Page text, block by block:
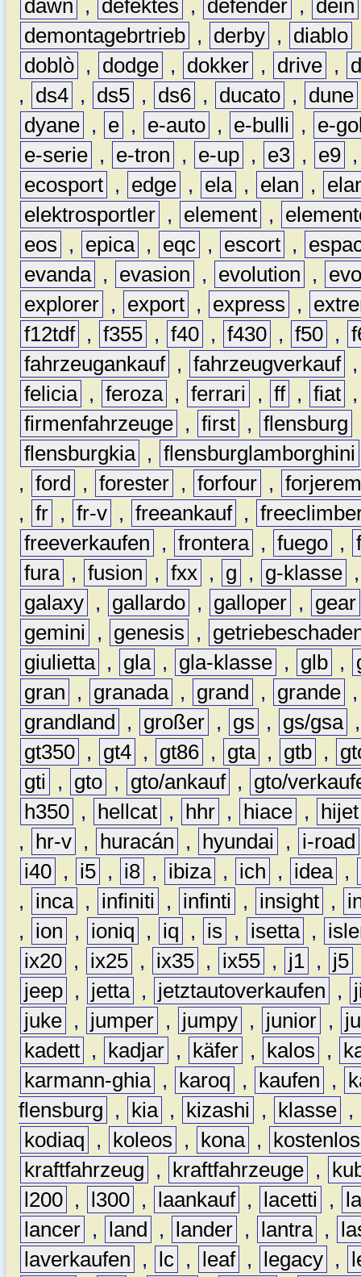
dawn , defektes , defender , dein
demontagebrtrieb , derby , diablo
doblò , dodge , dokker , drive ,
,
ds4 , ds5 , ds6 , ducato , dune
dyane , e , e-auto , e-bulli ,
e-
e-serie , e-tron , e-up , e3 , e9
ecosport , edge , ela , elan ,
elektrosportler , element ,
eos
, epica , eqc , escort ,
evanda , evasion , evolution ,
explorer , export , express ,
f12tdf , f355 , f40 , f430 , f50 ,
fahrzeugankauf , fahrzeugverkauf
felicia , feroza , ferrari , ff , fiat
firmenfahrzeuge , first , flensburg
flensburgkia , flensburglamborghini
, ford , forester , forfour ,
, fr , fr-v , freeankauf ,
freeverkaufen
, frontera , fuego ,
fura , fusion , fxx , g , g-klasse
galaxy , gallardo , galloper ,
gear
gemini
, genesis ,
giulietta , gla , gla-klasse , glb ,
gran
, granada , grand , grande
grandland
, großer , gs , gs/gsa
gt350 , gt4 , gt86 , gta , gtb ,
gti
, gto , gto/ankauf ,
gto/
h350 , hellcat , hhr , hiace ,
hijet
,
hr-v , huracán , hyundai ,
i-road
i40 , i5 , i8 , ibiza , ich , idea ,
,
inca , infiniti , infinti , insight ,
,
ion , ioniq , iq , is , isetta ,
ix20 , ix25 , ix35 , ix55 , j1 , j5
jeep , jetta , jetztautoverkaufen ,
juke , jumper , jumpy , junior ,
kadett , kadjar , käfer , kalos ,
karmann-ghia , karoq , kaufen ,
flensburg
, kia , kizashi , klasse ,
kodiaq
, koleos , kona ,
kostenlos
kraftfahrzeug
, kraftfahrzeuge ,
l200 , l300 , laankauf , lacetti ,
lancer , land , lander , lantra ,
laverkaufen
, lc , leaf , legacy ,